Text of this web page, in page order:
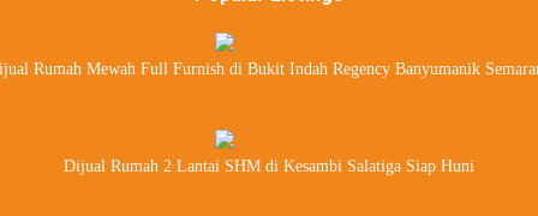
Rumah Mewah Full Furnish di Bukit Indah Regency Banyumanik
Dijual Rumah 2 Lantai SHM di Kesambi Salatiga Siap Huni